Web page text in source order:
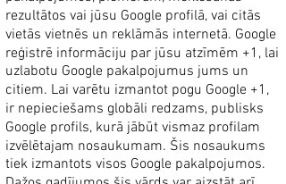
rezultātos vai jūsu Google profilā, vai citās
vietās vietnēs un reklāmās internetā. Google
reģistrē informāciju par jūsu atzīmēm +1, lai
uzlabotu Google pakalpojumus jums un
citiem. Lai varētu izmantot pogu Google +1,
ir nepieciešams globāli redzams, publisks
Google profils, kurā jābūt vismaz profilam
izvēlētajam nosaukumam. Šis nosaukums
tiek izmantots visos Google pakalpojumos.